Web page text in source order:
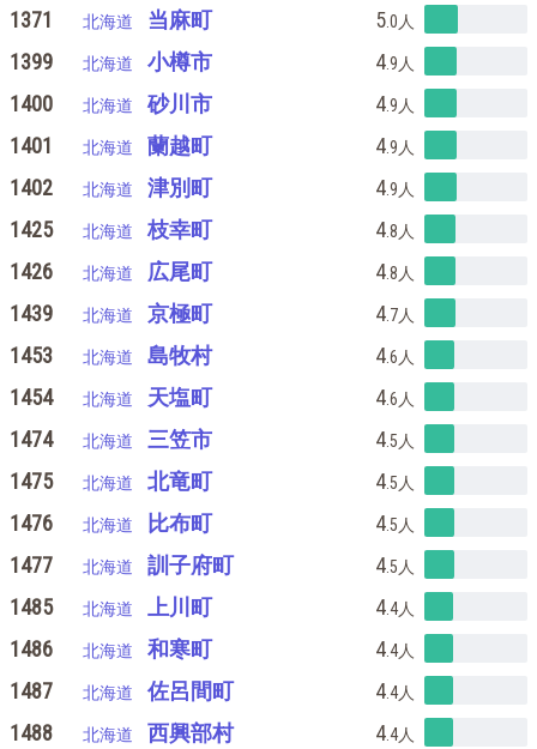
1371 北海道 当麻町 5.0 人
1399 北海道 小樽市 4.9 人
1400 北海道 砂川市 4.9 人
1401 北海道 蘭越町 4.9 人
1402 北海道 津別町 4.9 人
1425 北海道 枝幸町 4.8 人
1426 北海道 広尾町 4.8 人
1439 北海道 京極町 4 .7人
1453 北海道 島牧村 4.6 人
1454 北海道 天塩町 4.6 人
1474 北海道 三笠市 4.5 人
1475 北海道 北竜町 4.5 人
1476 北海道 比布町 4.5 人
1477 北海道 訓子府町 4.5 人
1485 北海道 上川町 4.4人
1486 北海道 和寒町 4.4人
1487 北海道 佐呂間町 4.4人
1488 北海道 西興部村 4.4人